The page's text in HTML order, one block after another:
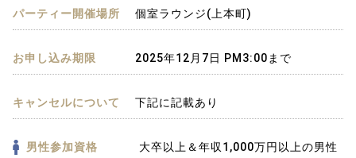
パーティー開催場所 個室ラウンジ(上本町)
お申し込み期限 2025年12月7日 PM3:00まで
キャンセルについて 下記に記載あり
男性参加資格 大卒以上＆年収1,000万円以上の男性